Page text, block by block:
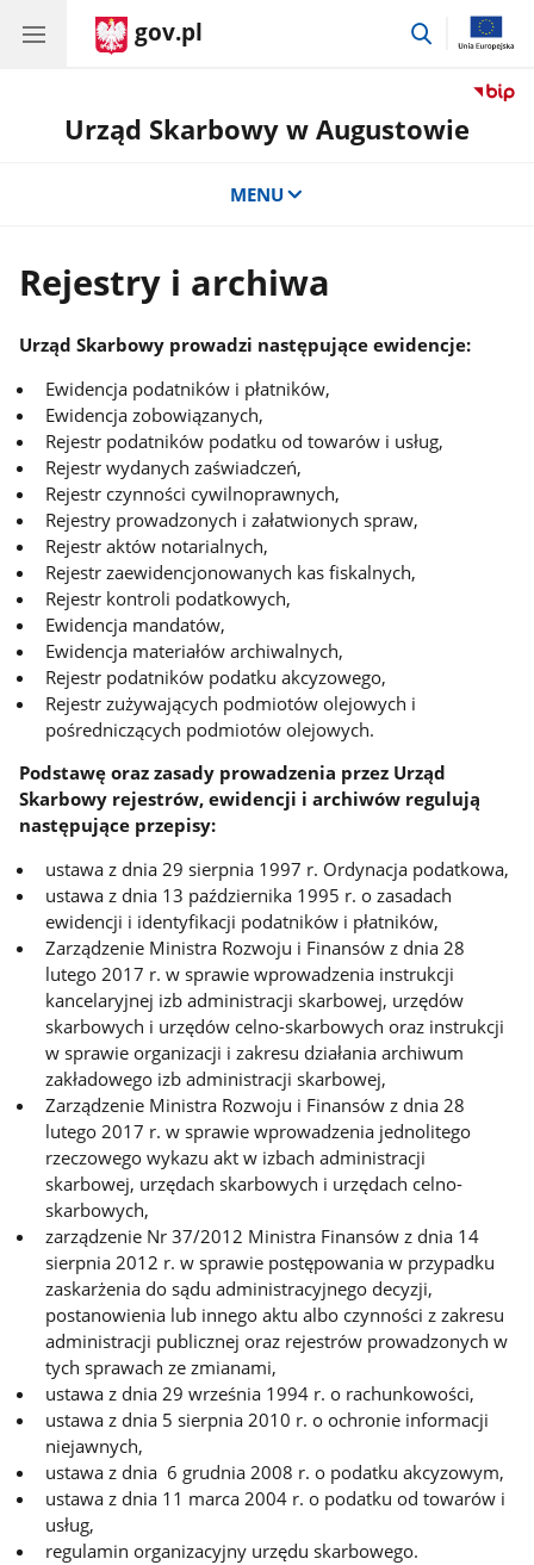
gov.pl
przejdź
Urząd Skarbowy w Augustowie
MENU
Rejestry i archiwa
Urząd Skarbowy prowadzi następujące ewidencje:
Ewidencja podatników i płatników,
Ewidencja zobowiązanych,
Rejestr podatników podatku od towarów i usług,
Rejestr wydanych zaświadczeń,
Rejestr czynności cywilnoprawnych,
Rejestry prowadzonych i załatwionych spraw,
Rejestr aktów notarialnych,
Rejestr zaewidencjonowanych kas fiskalnych,
Rejestr kontroli podatkowych,
Ewidencja mandatów,
Ewidencja materiałów archiwalnych,
Rejestr podatników podatku akcyzowego,
Rejestr zużywających podmiotów olejowych i
pośredniczących podmiotów olejowych.
Podstawę oraz zasady prowadzenia przez Urząd
Skarbowy rejestrów, ewidencji i archiwów regulują
następujące przepisy:
ustawa z dnia 29 sierpnia 1997 r. Ordynacja podatkowa,
ustawa z dnia 13 października 1995 r. o zasadach
ewidencji i identyfikacji podatników i płatników,
Zarządzenie Ministra Rozwoju i Finansów z dnia 28
lutego 2017 r. w sprawie wprowadzenia instrukcji
kancelaryjnej izb administracji skarbowej, urzędów
skarbowych i urzędów celno-skarbowych oraz instrukcji
w sprawie organizacji i zakresu działania archiwum
zakładowego izb administracji skarbowej,
Zarządzenie Ministra Rozwoju i Finansów z dnia 28
lutego 2017 r. w sprawie wprowadzenia jednolitego
rzeczowego wykazu akt w izbach administracji
skarbowej, urzędach skarbowych i urzędach celno-
skarbowych,
zarządzenie Nr 37/2012 Ministra Finansów z dnia 14
sierpnia 2012 r. w sprawie postępowania w przypadku
zaskarżenia do sądu administracyjnego decyzji,
postanowienia lub innego aktu albo czynności z zakresu
administracji publicznej oraz rejestrów prowadzonych w
tych sprawach ze zmianami,
ustawa z dnia 29 września 1994 r. o rachunkowości,
ustawa z dnia 5 sierpnia 2010 r. o ochronie informacji
niejawnych,
ustawa z dnia 6 grudnia 2008 r. o podatku akcyzowym,
ustawa z dnia 11 marca 2004 r. o podatku od towarów i
usług,
regulamin organizacyjny urzędu skarbowego.